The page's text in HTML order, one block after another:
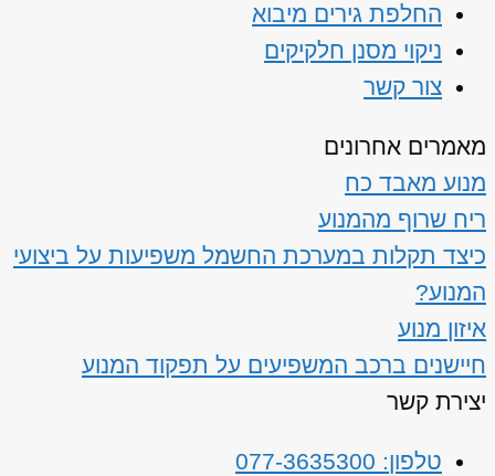
החלפת גירים מיבוא
ניקוי מסנן חלקיקים
צור קשר
מאמרים אחרונים
מנוע מאבד כח
ריח שרוף מהמנוע
כיצד תקלות במערכת החשמל משפיעות על ביצועי
המנוע?
איזון מנוע
חיישנים ברכב המשפיעים על תפקוד המנוע
יצירת קשר
טלפון: 077-3635300